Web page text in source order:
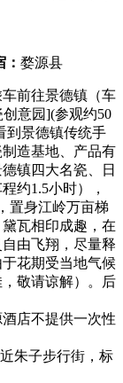
： 婺源县
前往景德镇（车
意园](参观约50
到景德镇传统手
造基地、产品有
镇四大名瓷、日
约1.5小时），
置身江岭万亩梯
瓦相印成趣，在
由飞翔，尽量释
花期受当地气候
敬请谅解）。后
店不提供一次性
朱子步行街，标